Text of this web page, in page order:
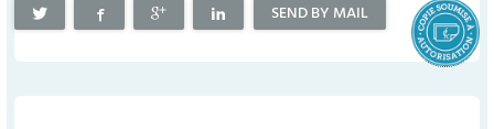
SEND BY MAIL